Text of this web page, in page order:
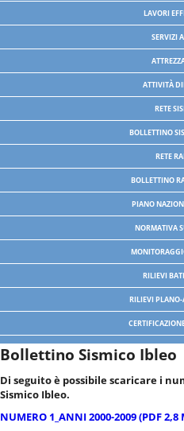
LAVORI
SERVIZI
ATTIVITÀ
RETE
BOLLETTINO
RETE
BOLLETTINO
PIANO
NORMATIVA
RILIEVI
RILIEVI
Bollettino Sismico Ibleo
Di seguito è possibile scaricare i
Sismico Ibleo.
NUMERO 1_ANNI 2000-2009 (PDF 2,8